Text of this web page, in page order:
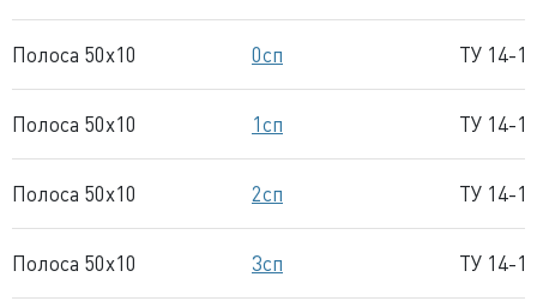
Полоса 50x10 0сп ТУ 14-
Полоса 50x10 1сп ТУ 14-
Полоса 50x10 2сп ТУ 14-
Полоса 50x10 3сп ТУ 14-